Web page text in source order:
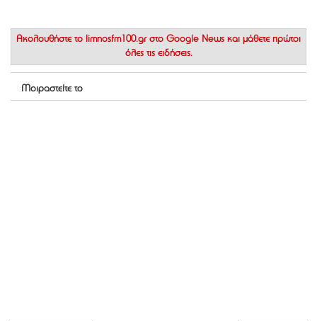
Ακολουθήστε το limnosfm100.gr στο Google News και μάθετε πρώτοι
όλες τις ειδήσεις.
Μοιραστείτε το